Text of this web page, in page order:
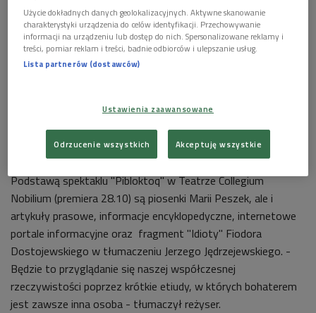
Maria Peszek - jej teksty i muzyka stały się wspaniałym materiałem do
stworzenia spektaklu teatralnego
Foto: Bartosz Bajerski
Podstawą spektaklu "Pibloktoq" w Teatrze Collegium
Nobilium (premiera 28.10) są piosenki Marii Peszek, ale i
artykuły prasowe, informacje encyklopedyczne, internetowe
portale informacyjne oraz fragment "Idioty" Fiodora
Dostojewskiego w tłumaczeniu Jerzego Jędrzejewskiego. -
Będzie to przyglądanie się naszej współczesnej
rzeczywistości poprzez krótkie etiudy, w których bohaterem
jest zawsze inna osoba - tłumaczył reżyser.
Użycie dokładnych danych geolokalizacyjnych. Aktywne skanowanie
charakterystyki urządzenia do celów identyfikacji. Przechowywanie
informacji na urządzeniu lub dostęp do nich. Spersonalizowane reklamy i
treści, pomiar reklam i treści, badnie odbiorców i ulepszanie usług.
Lista partnerów (dostawców)
Ustawienia zaawansowane
Odrzucenie wszystkich Akceptuję wszystkie